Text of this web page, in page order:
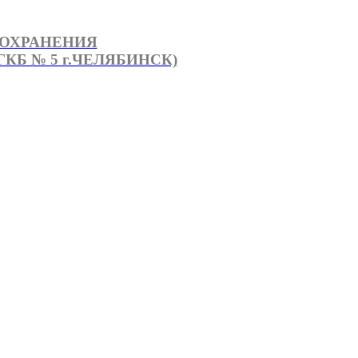
№ 5 г.ЧЕЛЯБИНСК)